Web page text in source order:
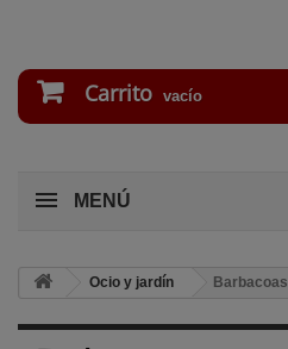
Carrito vacío
MENÚ
Ocio y jardín Barbacoas